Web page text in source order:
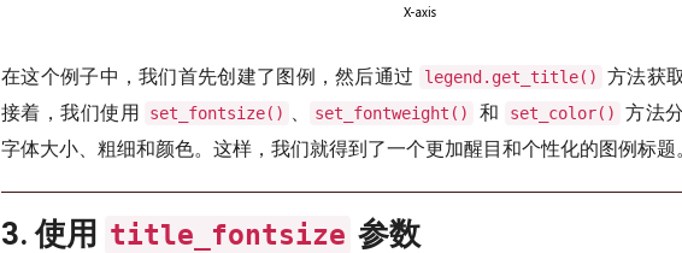
在这个例子中，我们首先创建了图例，然后通过 legend.get_title()
方法获
接着，我们使用
set_fontsize() 、 set_fontweight() 和 set_color()
方法
字体大小、粗细和颜色。这样，我们就得到了一个更加醒目和个性化的图例标题
3. 使用 title_fontsize 参数